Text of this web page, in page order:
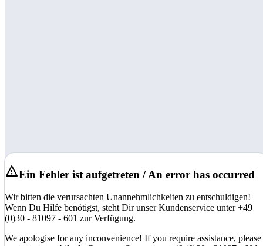
Ein Fehler ist aufgetreten / An error has occurred
Wir bitten die verursachten Unannehmlichkeiten zu entschuldigen!
Wenn Du Hilfe benötigst, steht Dir unser Kundenservice unter +49
(0)30 - 81097 - 601 zur Verfügung.
We apologise for any inconvenience! If you require assistance, please